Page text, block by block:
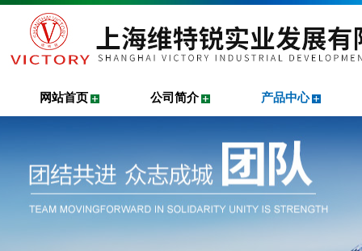
网站首页 公司简介 产品中心